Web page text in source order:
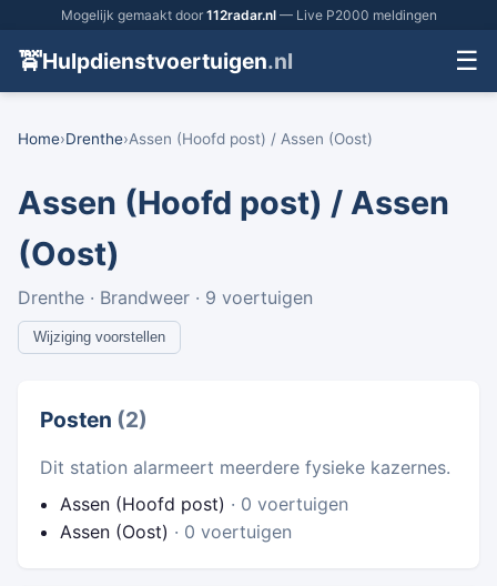
Mogelijk gemaakt door 112radar.nl— Live P2000 meldingen
🚖Hulpdienstvoertuigen.nl ☰
Home›Drenthe›Assen (Hoofd post) / Assen (Oost)
Assen (Hoofd post) / Assen
(Oost)
Drenthe · Brandweer · 9 voertuigen
Wijziging voorstellen
Posten (2)
Dit station alarmeert meerdere fysieke kazernes.
Assen (Hoofd post) · 0 voertuigen
Assen (Oost) · 0 voertuigen